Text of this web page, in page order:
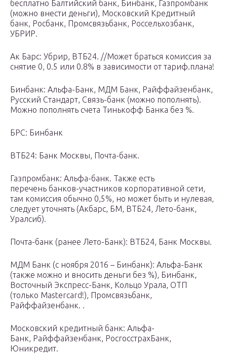
бесплатно Балтийский банк, Бинбанк, Газпромбанк
(можно внести деньги), Московский Кредитный
банк, Росбанк, Промсвязьбанк, Россельхозбанк,
УБРИР.
Ак Барс: Убрир, ВТБ24. //Может браться комиссия за
снятие 0, 0.5 или 0.8% в зависимости от тариф.плана!
Бинбанк: Альфа-Банк, МДМ Банк, Райффайзенбанк,
Русский Стандарт, Связь-банк (можно пополнять).
Можно пополнять счета Тинькофф Банка без %.
БРС: Бинбанк
ВТБ24: Банк Москвы, Почта-банк.
Газпромбанк: Альфа-банк. Также есть
перечень банков-участников корпоративной сети,
там комиссия обычно 0,5%, но может быть и нулевая,
следует уточнять (Акбарс, БМ, ВТБ24, Лето-банк,
Уралсиб).
Почта-банк (ранее Лето-Банк): ВТБ24, Банк Москвы.
МДМ Банк (с ноября 2016 – Бинбанк): Альфа-Банк
(также можно и вносить деньги без %), Бинбанк,
Восточный Экспресс-Банк, Кольцо Урала, ОТП
(только Mastercard!), Промсвязьбанк,
Райффайзенбанк. .
Московский кредитный банк: Альфа-
Банк, Райффайзенбанк, РосгосстрахБанк,
Юникредит.